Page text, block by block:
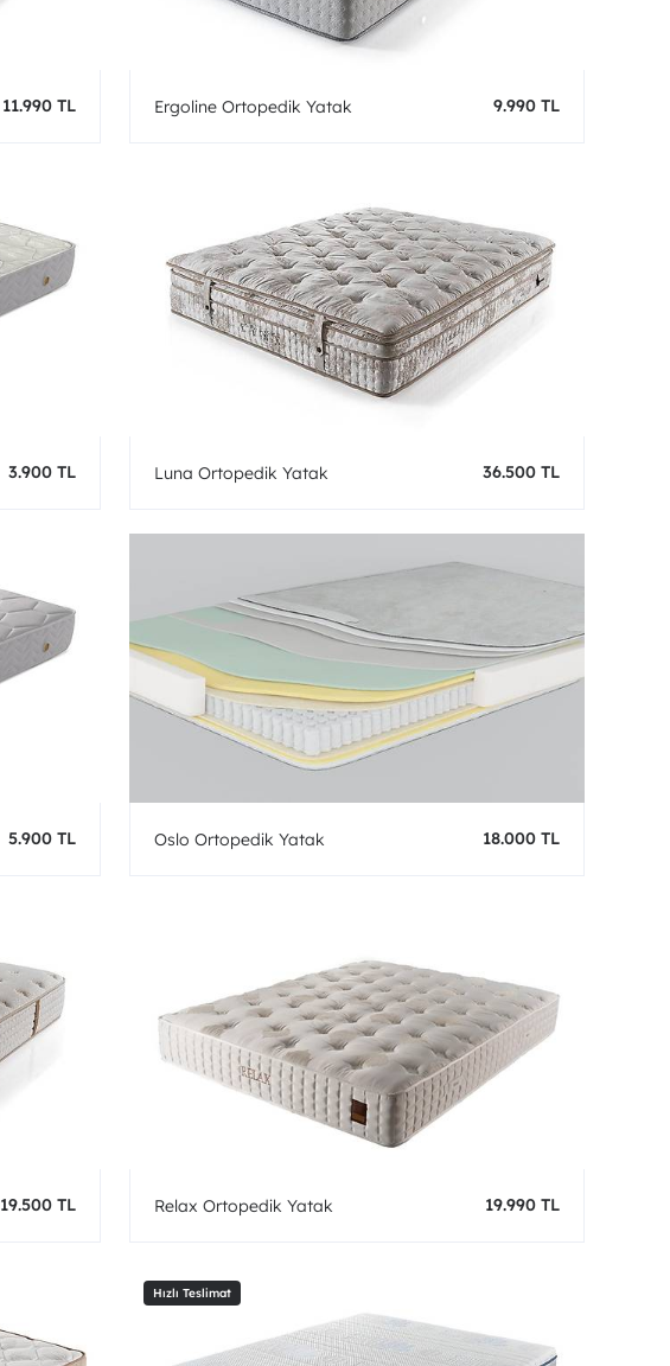
11.990 TL Ergoline Ortopedik Yatak 9.990 TL
3.900 TL Luna Ortopedik Yatak 36.500 TL
5.900 TL Oslo Ortopedik Yatak 18.000 TL
19.500 TL Relax Ortopedik Yatak 19.990 TL